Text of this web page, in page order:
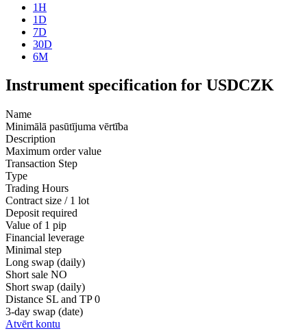
1H
1D
7D
30D
6M
Instrument specification for USDCZK
Name
Minimālā pasūtījuma vērtība
Description
Maximum order value
Transaction Step
Type
Trading Hours
Contract size / 1 lot
Deposit required
Value of 1 pip
Financial leverage
Minimal step
Long swap (daily)
Short sale NO
Short swap (daily)
Distance SL and TP 0
3-day swap (date)
Atvērt kontu